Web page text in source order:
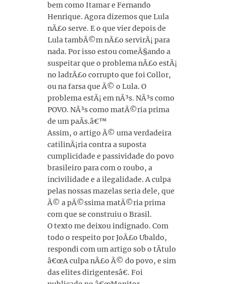
bem como Itamar e Fernando
Henrique. Agora dizemos que Lula
nÃ£o serve. E o que vier depois de
Lula tambÃ©m nÃ£o servirÃ¡ para
nada. Por isso estou comeÃ§ando a
suspeitar que o problema nÃ£o estÃ¡
no ladrÃ£o corrupto que foi Collor,
ou na farsa que Ã© o Lula. O
problema estÃ¡ em nÃ³s. NÃ³s como
POVO. NÃ³s como matÃ©ria prima
de um paÃ­s.â€™
Assim, o artigo Ã© uma verdadeira
catilinÃ¡ria contra a suposta
cumplicidade e passividade do povo
brasileiro para com o roubo, a
incivilidade e a ilegalidade. A culpa
pelas nossas mazelas seria dele, que
Ã© a pÃ©ssima matÃ©ria prima
com que se construiu o Brasil.
O texto me deixou indignado. Com
todo o respeito por JoÃ£o Ubaldo,
respondi com um artigo sob o tÃ­tulo
â€œA culpa nÃ£o Ã© do povo, e sim
das elites dirigentesâ€. Foi